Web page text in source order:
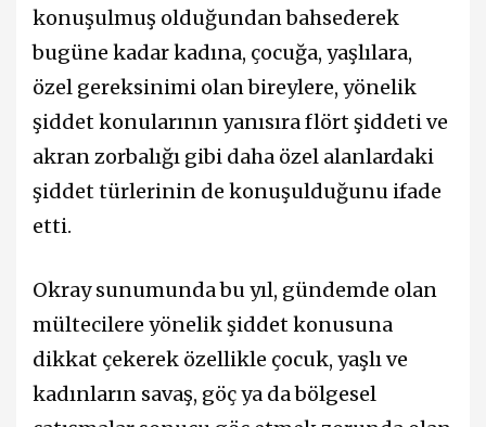
konuşulmuş olduğundan bahsederek
bugüne kadar kadına, çocuğa, yaşlılara,
özel gereksinimi olan bireylere, yönelik
şiddet konularının yanısıra flört şiddeti ve
akran zorbalığı gibi daha özel alanlardaki
şiddet türlerinin de konuşulduğunu ifade
etti.
Okray sunumunda bu yıl, gündemde olan
mültecilere yönelik şiddet konusuna
dikkat çekerek özellikle çocuk, yaşlı ve
kadınların savaş, göç ya da bölgesel